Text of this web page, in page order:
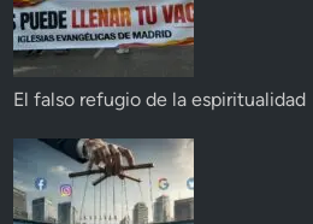
El falso refugio de la espiritualidad